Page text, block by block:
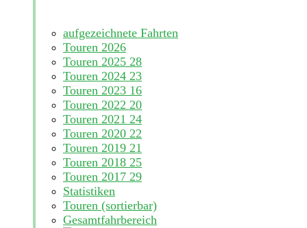
aufgezeichnete Fahrten
Touren 2026
Touren 2025 28
Touren 2024 23
Touren 2023 16
Touren 2022 20
Touren 2021 24
Touren 2020 22
Touren 2019 21
Touren 2018 25
Touren 2017 29
Statistiken
Touren (sortierbar)
Gesamtfahrbereich